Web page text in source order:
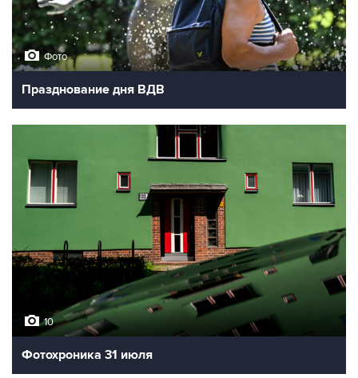
Фото
Празднование дня ВДВ
10
Фотохроника 31 июля